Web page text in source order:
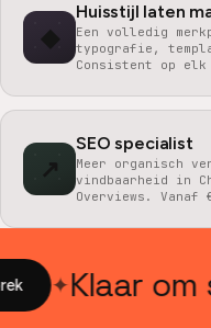
◆
Huisstijl laten
Een volledig
typografie,
Consistent op elk
↗
SEO specialist
Meer organisch
vindbaarheid in
Overviews. Vanaf
Klaar om